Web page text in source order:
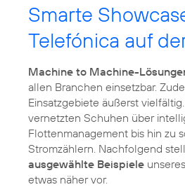
Smarte
Telefónica auf
Machine to Machine-
allen Branchen einsetzbar.
Einsatzgebiete äußerst
vernetzten Schuhen über
Flottenmanagement bis hin zu
Stromzählern. Nachfolgend
ausgewählte Beispiele
etwas näher vor.